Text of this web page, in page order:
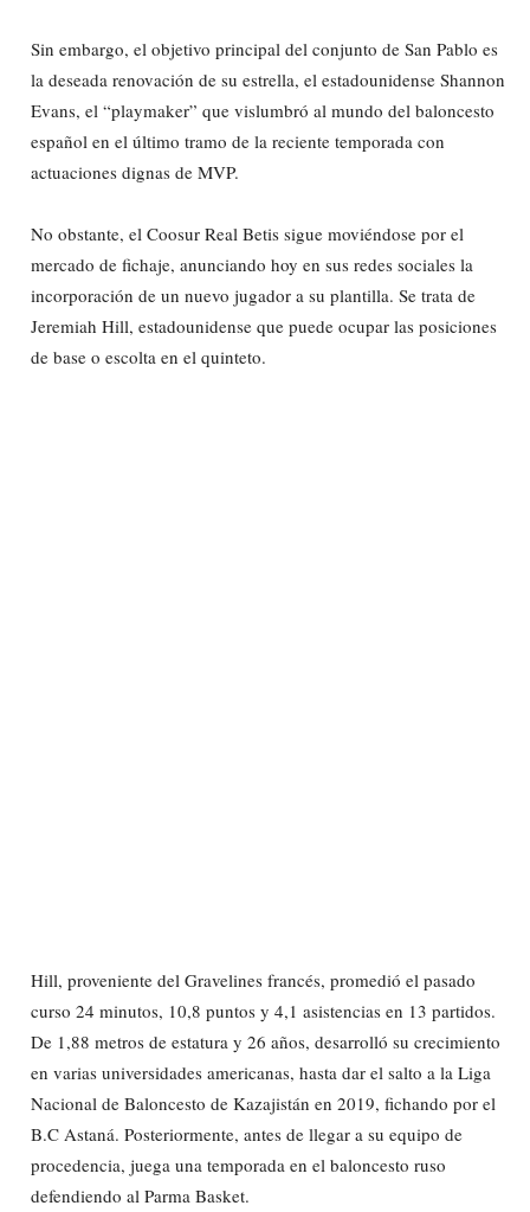
Sin embargo, el objetivo principal del conjunto de San Pablo es
la deseada renovación de su estrella, el estadounidense Shannon
Evans, el “playmaker” que vislumbró al mundo del baloncesto
español en el último tramo de la reciente temporada con
actuaciones dignas de MVP.
No obstante, el Coosur Real Betis sigue moviéndose por el
mercado de fichaje, anunciando hoy en sus redes sociales la
incorporación de un nuevo jugador a su plantilla. Se trata de
Jeremiah Hill, estadounidense que puede ocupar las posiciones
de base o escolta en el quinteto.
Hill, proveniente del Gravelines francés, promedió el pasado
curso 24 minutos, 10,8 puntos y 4,1 asistencias en 13 partidos.
De 1,88 metros de estatura y 26 años, desarrolló su crecimiento
en varias universidades americanas, hasta dar el salto a la Liga
Nacional de Baloncesto de Kazajistán en 2019, fichando por el
B.C Astaná. Posteriormente, antes de llegar a su equipo de
procedencia, juega una temporada en el baloncesto ruso
defendiendo al Parma Basket.